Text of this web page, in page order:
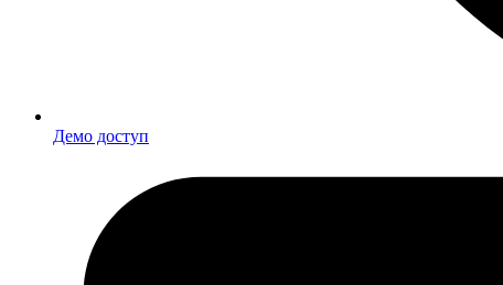
Демо доступ